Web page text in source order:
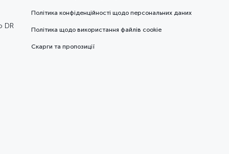
DR
Політика конфіденційності щодо персональних даних
Політика щодо використання файлів cookie
Скарги та пропозиції